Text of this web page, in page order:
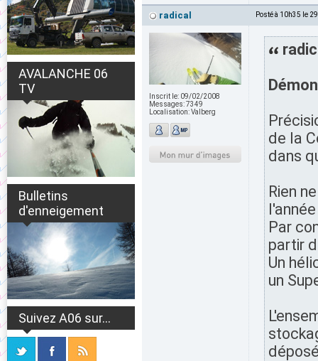
AVALANCHE 06
TV
Bulletins
d'enneigement
Suivez A06 sur...
radical Posté à 10h35 le
Inscrit le: 09/02/2008
Messages:7349
Localisation:Valberg
de la
dans
Rien
Par
partir
Un
un